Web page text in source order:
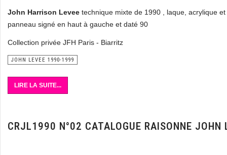
John Harrison Levee technique mixte de 1990 , laque, acrylique
panneau signé en haut à gauche et daté 90
Collection privée JFH Paris - Biarritz
JOHN LEVEE 1990-1999
LIRE LA SUITE...
CRJL1990 N°02 CATALOGUE RAISONNE JOHN